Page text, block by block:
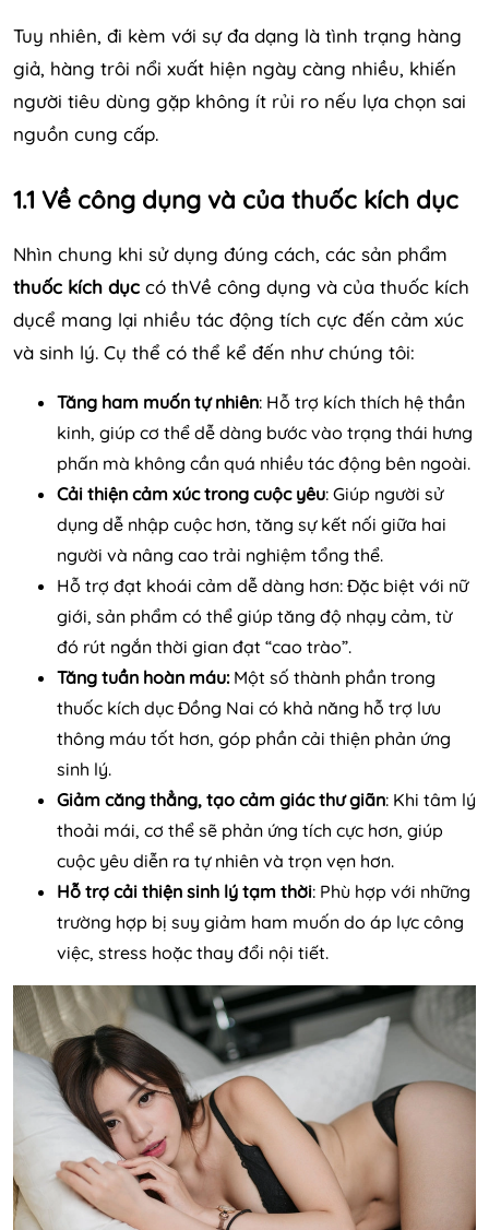
Tuy nhiên, đi kèm với sự đa dạng là tình trạng hàng
giả, hàng trôi nổi xuất hiện ngày càng nhiều, khiến
người tiêu dùng gặp không ít rủi ro nếu lựa chọn sai
nguồn cung cấp.
1.1 Về công dụng và của thuốc kích dục
Nhìn chung khi sử dụng đúng cách, các sản phẩm
thuốc kích dục có thVề công dụng và của thuốc kích
dụcể mang lại nhiều tác động tích cực đến cảm xúc
và sinh lý. Cụ thể có thể kể đến như chúng tôi:
Tăng ham muốn tự nhiên: Hỗ trợ kích thích hệ thần
kinh, giúp cơ thể dễ dàng bước vào trạng thái hưng
phấn mà không cần quá nhiều tác động bên ngoài.
Cải thiện cảm xúc trong cuộc yêu: Giúp người sử
dụng dễ nhập cuộc hơn, tăng sự kết nối giữa hai
người và nâng cao trải nghiệm tổng thể.
Hỗ trợ đạt khoái cảm dễ dàng hơn: Đặc biệt với nữ
giới, sản phẩm có thể giúp tăng độ nhạy cảm, từ
đó rút ngắn thời gian đạt “cao trào”.
Tăng tuần hoàn máu:Một số thành phần trong
thuốc kích dục Đồng Nai có khả năng hỗ trợ lưu
thông máu tốt hơn, góp phần cải thiện phản ứng
sinh lý.
Giảm căng thẳng, tạo cảm giác thư giãn: Khi tâm lý
thoải mái, cơ thể sẽ phản ứng tích cực hơn, giúp
cuộc yêu diễn ra tự nhiên và trọn vẹn hơn.
Hỗ trợ cải thiện sinh lý tạm thời: Phù hợp với những
trường hợp bị suy giảm ham muốn do áp lực công
việc, stress hoặc thay đổi nội tiết.